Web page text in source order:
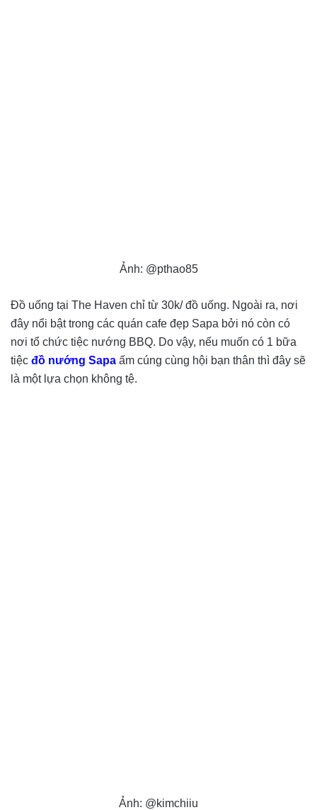
Ảnh: @pthao85
Đồ uống tại The Haven chỉ từ 30k/ đồ uống. Ngoài ra, nơi
đây nổi bật trong các quán cafe đẹp Sapa bởi nó còn có
nơi tổ chức tiệc nướng BBQ. Do vậy, nếu muốn có 1 bữa
tiệc đồ nướng Sapa ấm cúng cùng hội bạn thân thì đây sẽ
là một lựa chọn không tệ.
Ảnh: @kimchiiu